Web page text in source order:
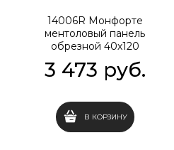
14006R Монфорте
ментоловый панель
обрезной 40х120
3 473 руб.
В КОРЗИНУ